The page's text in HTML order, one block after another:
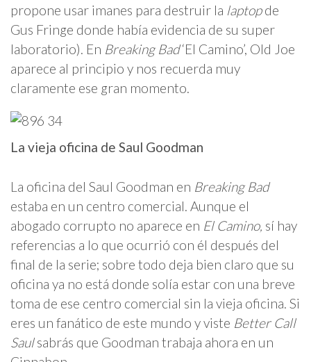
propone usar imanes para destruir la laptopde
Gus Fringe donde había evidencia de su super
laboratorio). En Breaking Bad‘El Camino’, Old Joe
aparece al principio y nos recuerda muy
claramente ese gran momento.
La vieja oficina de Saul Goodman
La oficina del Saul Goodman en Breaking Bad
estaba en un centro comercial. Aunque el
abogado corrupto no aparece en El Camino, sí hay
referencias a lo que ocurrió con él después del
final de la serie; sobre todo deja bien claro que su
oficina ya no está donde solía estar con una breve
toma de ese centro comercial sin la vieja oficina. Si
eres un fanático de este mundo y viste Better Call
Saulsabrás que Goodman trabaja ahora en un